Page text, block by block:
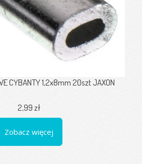
CYBANTY 1,2x8mm 20szt JAXON
2,99 zł
Zobacz więcej